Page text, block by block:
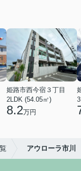
姫路市西今宿３丁目
2LDK (54.05㎡)
8.2万円
アウローラ市川